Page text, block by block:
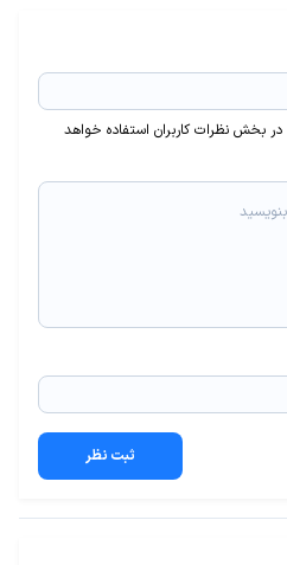
در بخش نظرات کاربران استفاده خواهد
ثبت نظر